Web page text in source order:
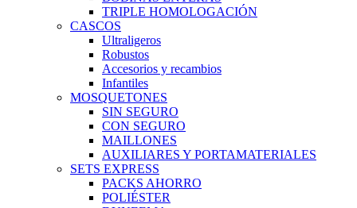
TRIPLE HOMOLOGACIÓN
CASCOS
Ultraligeros
Robustos
Accesorios y recambios
Infantiles
MOSQUETONES
SIN SEGURO
CON SEGURO
MAILLONES
AUXILIARES Y PORTAMATERIALES
SETS EXPRESS
PACKS AHORRO
POLIÉSTER